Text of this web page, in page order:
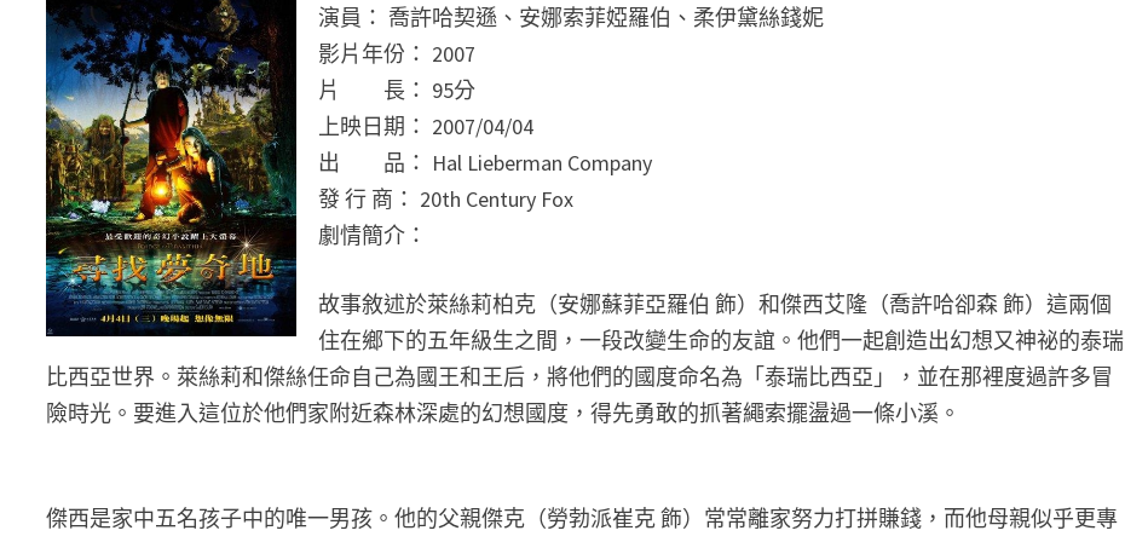
演員： 喬許哈契遜、安娜索菲婭羅伯、柔伊黛絲錢妮
影片年份： 2007
片 長： 95分
上映日期： 2007/04/04
出 品： Hal Lieberman Company
發 行 商： 20th Century Fox
劇情簡介：
故事敘述於萊絲莉柏克（安娜蘇菲亞羅伯 飾）和傑西艾隆（喬許哈卻森 飾）這兩個
住在鄉下的五年級生之間，一段改變生命的友誼。他們一起創造出幻想又神祕的泰瑞
比西亞世界。萊絲莉和傑絲任命自己為國王和王后，將他們的國度命名為「泰瑞比西亞」，並在那裡度過許多冒
險時光。要進入這位於他們家附近森林深處的幻想國度，得先勇敢的抓著繩索擺盪過一條小溪。
傑西是家中五名孩子中的唯一男孩。他的父親傑克（勞勃派崔克 飾）常常離家努力打拼賺錢，而他母親似乎更專